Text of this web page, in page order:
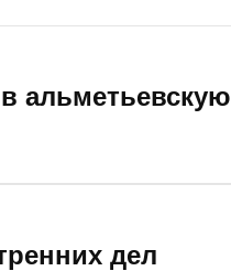
альметьевскую
дел